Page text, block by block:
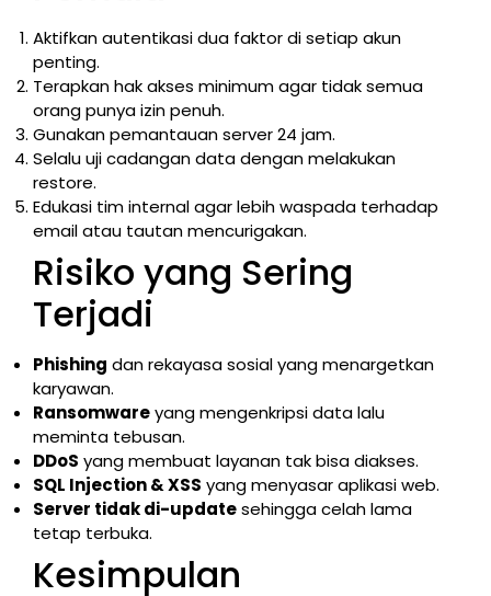
Aktifkan autentikasi dua faktor di setiap akun
penting.
Terapkan hak akses minimum agar tidak semua
orang punya izin penuh.
Gunakan pemantauan server 24 jam.
Selalu uji cadangan data dengan melakukan
restore.
Edukasi tim internal agar lebih waspada terhadap
email atau tautan mencurigakan.
Risiko yang Sering
Terjadi
Phishing dan rekayasa sosial yang menargetkan
karyawan.
Ransomwareyang mengenkripsi data lalu
meminta tebusan.
DDoS yang membuat layanan tak bisa diakses.
SQL Injection & XSS yang menyasar aplikasi web.
Server tidak di-updatesehingga celah lama
tetap terbuka.
Kesimpulan